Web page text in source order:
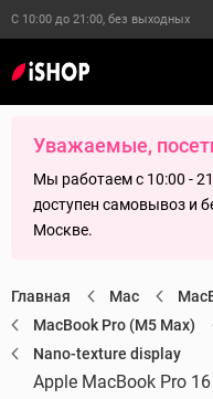
С 10:00 до 21:00, без выходных
Уважаемые,
Мы работаем с 10:00 -
доступен самовывоз и
Москве.
Главная Mac
MacBook Pro (M5 Max)
Nano-texture display
Apple MacBook Pro